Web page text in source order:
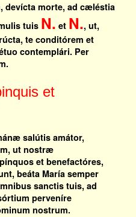
devícta morte, ad cæléstia
tuis N. et N., ut,
te conditórem et
contemplári. Per
et
salútis amátor,
ut nostræ
et benefactóres,
beáta María semper
sanctis tuis, ad
perveníre
nostrum.